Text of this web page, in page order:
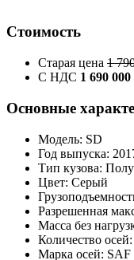
Стоимость
Старая цена 1
С НДС 1 690
Основные
Модель: SD
Год выпуска:
Тип кузова:
Цвет: Серый
Разрешенная
Масса без
Количество
Марка осей: SAF